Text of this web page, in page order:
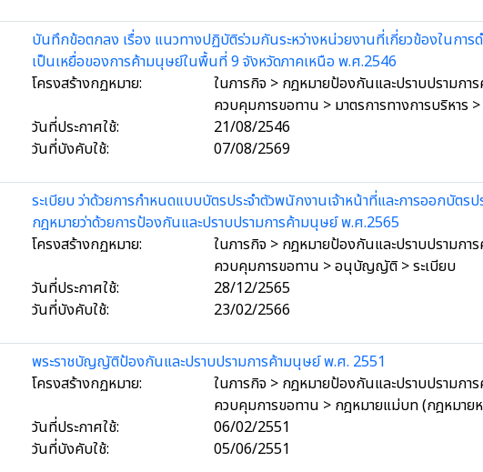
บันทึกข้อตกลง เรื่อง แนวทางปฏิบัติร่วมกันระหว่างหน่วยงานที่เกี่ยวข้องในกา
เป็นเหยื่อของการค้ามนุษย์ในพื้นที่ 9 จังหวัดภาคเหนือ พ.ศ.2546
โครงสร้างกฏหมาย:
ในภารกิจ > กฎหมายป้องกันและปราบปรามกา
ควบคุมการขอทาน > มาตรการทางการบริหาร
วันที่ประกาศใช้:
21/08/2546
วันที่บังคับใช้:
07/08/2569
ระเบียบ ว่าด้วยการกำหนดแบบบัตรประจำตัวพนักงานเจ้าหน้าที่และการออกบัตร
กฎหมายว่าด้วยการป้องกันและปราบปรามการค้ามนุษย์ พ.ศ.2565
โครงสร้างกฏหมาย:
ในภารกิจ > กฎหมายป้องกันและปราบปรามกา
ควบคุมการขอทาน > อนุบัญญัติ > ระเบียบ
วันที่ประกาศใช้:
28/12/2565
วันที่บังคับใช้:
23/02/2566
พระราชบัญญัติป้องกันและปราบปรามการค้ามนุษย์ พ.ศ. 2551
โครงสร้างกฏหมาย:
ในภารกิจ > กฎหมายป้องกันและปราบปรามกา
ควบคุมการขอทาน > กฎหมายแม่บท (กฎหมา
วันที่ประกาศใช้:
06/02/2551
วันที่บังคับใช้:
05/06/2551